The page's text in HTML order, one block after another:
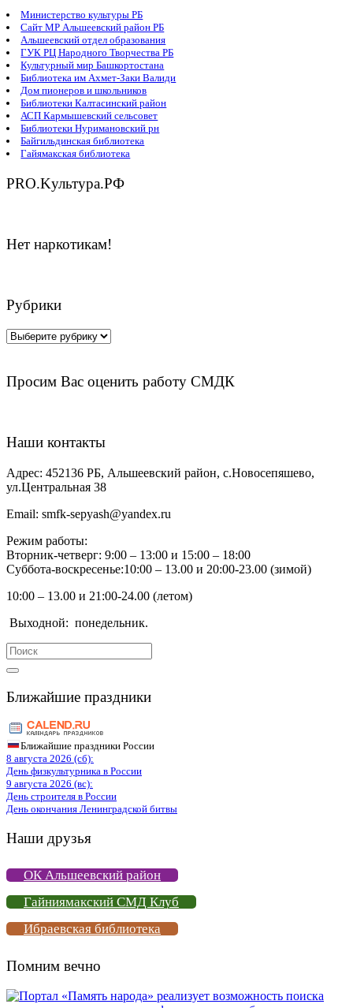
Министерство культуры РБ
Сайт МР Альшеевский район РБ
Альшеевский отдел образования
ГУК РЦ Народного Творчества РБ
Культурный мир Башкортостана
Библиотека им Ахмет-Заки Валиди
Дом пионеров и школьников
Библиотеки Калтасинский район
АСП Кармышевский сельсовет
Библиотеки Нуримановский рн
Байгильдинская библиотека
Гайямакская библиотека
PRO.Kультура.РФ
Нет наркотикам!
Рубрики
Рубрики
Просим Вас оценить работу СМДК
Наши контакты
Адрес: 452136 РБ, Альшеевский район, с.Новосепяшево,
ул.Центральная 38
Email: smfk-sepyash@yandex.ru
Режим работы:
Вторник-четверг: 9:00 – 13:00 и 15:00 – 18:00
Суббота-воскресенье:10:00 – 13.00 и 20:00-23.00 (зимой)
10:00 – 13.00 и 21:00-24.00 (летом)
Выходной: понедельник.
Search
for:
Ближайшие праздники
Ближайшие праздники России
8 августа 2026 (сб):
День физкультурника в России
9 августа 2026 (вс):
День строителя в России
День окончания Ленинградской битвы
Наши друзья
ОК Альшеевский район
Гайниямакский СМД Клуб
Ибраевская библиотека
Помним вечно